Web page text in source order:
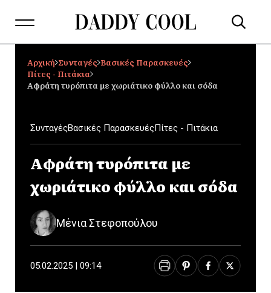
Αρχική Συνταγές Βασικές Παρασκευές
Πίτες - Πιτάκια
Αφράτη τυρόπιτα με χωριάτικο φύλλο και σόδα
ΣυνταγέςΒασικές ΠαρασκευέςΠίτες - Πιτάκια
Αφράτη τυρόπιτα με
χωριάτικο φύλλο και σόδα
Μένια Στεφοπούλου
05.02.2025 | 09:14